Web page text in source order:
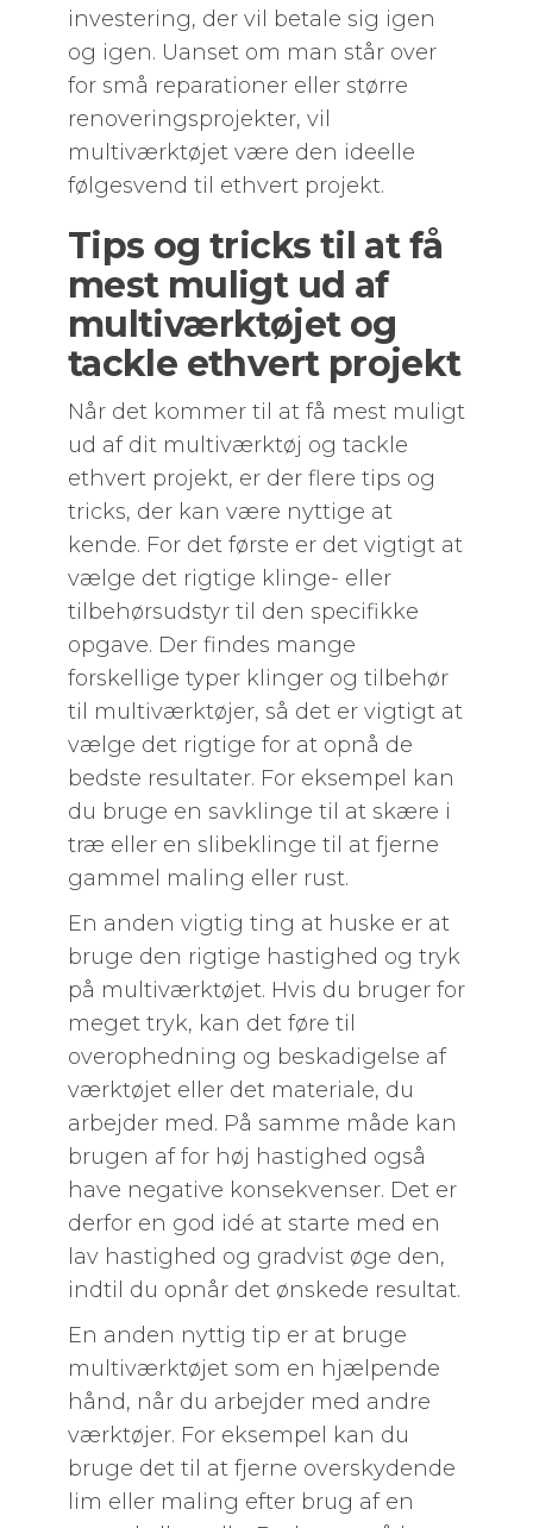
investering, der vil betale sig igen
og igen. Uanset om man står over
for små reparationer eller større
renoveringsprojekter, vil
multiværktøjet være den ideelle
følgesvend til ethvert projekt.
Tips og tricks til at få
mest muligt ud af
multiværktøjet og
tackle ethvert projekt
Når det kommer til at få mest muligt
ud af dit multiværktøj og tackle
ethvert projekt, er der flere tips og
tricks, der kan være nyttige at
kende. For det første er det vigtigt at
vælge det rigtige klinge- eller
tilbehørsudstyr til den specifikke
opgave. Der findes mange
forskellige typer klinger og tilbehør
til multiværktøjer, så det er vigtigt at
vælge det rigtige for at opnå de
bedste resultater. For eksempel kan
du bruge en savklinge til at skære i
træ eller en slibeklinge til at fjerne
gammel maling eller rust.
En anden vigtig ting at huske er at
bruge den rigtige hastighed og tryk
på multiværktøjet. Hvis du bruger for
meget tryk, kan det føre til
overophedning og beskadigelse af
værktøjet eller det materiale, du
arbejder med. På samme måde kan
brugen af for høj hastighed også
have negative konsekvenser. Det er
derfor en god idé at starte med en
lav hastighed og gradvist øge den,
indtil du opnår det ønskede resultat.
En anden nyttig tip er at bruge
multiværktøjet som en hjælpende
hånd, når du arbejder med andre
værktøjer. For eksempel kan du
bruge det til at fjerne overskydende
lim eller maling efter brug af en